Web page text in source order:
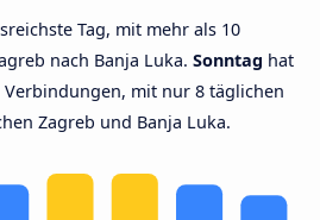
Tag, mit mehr als 10
nach Banja Luka. Sonntag hat
mit nur 8 täglichen
Zagreb und Banja Luka.